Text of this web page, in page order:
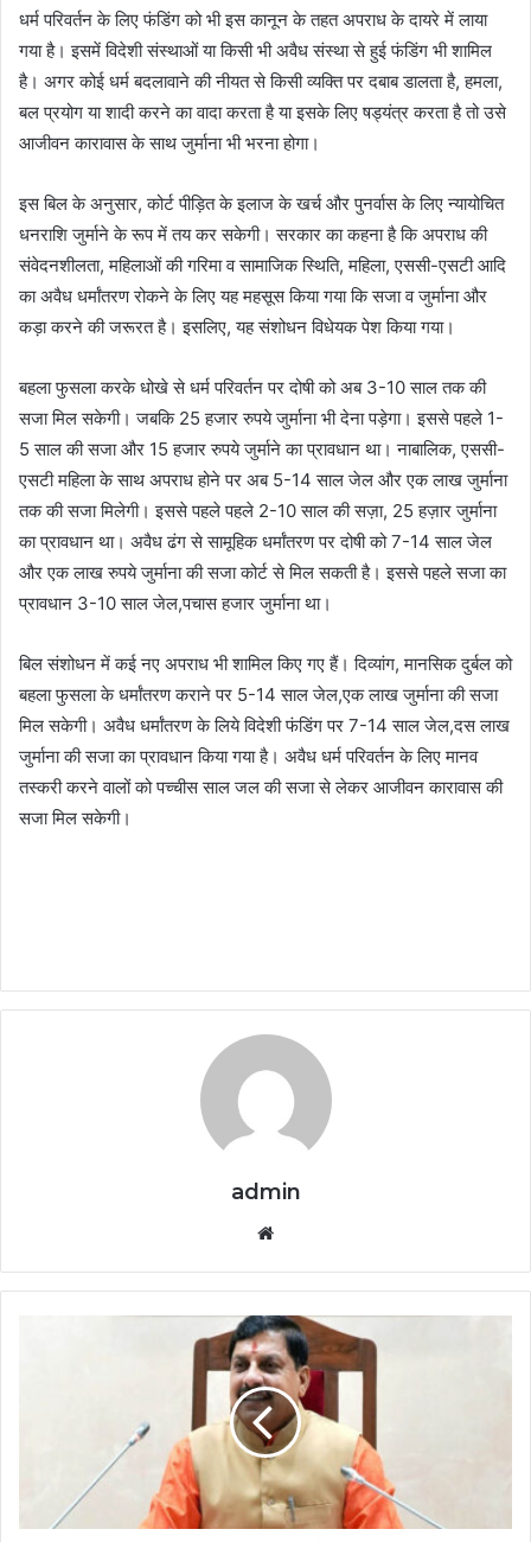
धर्म परिवर्तन के लिए फंडिंग को भी इस कानून के तहत अपराध के दायरे में लाया
गया है। इसमें विदेशी संस्थाओं या किसी भी अवैध संस्था से हुई फंडिंग भी शामिल
है। अगर कोई धर्म बदलावाने की नीयत से किसी व्यक्ति पर दबाब डालता है, हमला,
बल प्रयोग या शादी करने का वादा करता है या इसके लिए षड्यंत्र करता है तो उसे
आजीवन कारावास के साथ जुर्माना भी भरना होगा।
इस बिल के अनुसार, कोर्ट पीड़ित के इलाज के खर्च और पुनर्वास के लिए न्यायोचित
धनराशि जुर्माने के रूप में तय कर सकेगी। सरकार का कहना है कि अपराध की
संवेदनशीलता, महिलाओं की गरिमा व सामाजिक स्थिति, महिला, एससी-एसटी आदि
का अवैध धर्मांतरण रोकने के लिए यह महसूस किया गया कि सजा व जुर्माना और
कड़ा करने की जरूरत है। इसलिए, यह संशोधन विधेयक पेश किया गया।
बहला फुसला करके धोखे से धर्म परिवर्तन पर दोषी को अब 3-10 साल तक की
सजा मिल सकेगी। जबकि 25 हजार रुपये जुर्माना भी देना पड़ेगा। इससे पहले 1-
5 साल की सजा और 15 हजार रुपये जुर्माने का प्रावधान था। नाबालिक, एससी-
एसटी महिला के साथ अपराध होने पर अब 5-14 साल जेल और एक लाख जुर्माना
तक की सजा मिलेगी। इससे पहले पहले 2-10 साल की सज़ा, 25 हज़ार जुर्माना
का प्रावधान था। अवैध ढंग से सामूहिक धर्मांतरण पर दोषी को 7-14 साल जेल
और एक लाख रुपये जुर्माना की सजा कोर्ट से मिल सकती है। इससे पहले सजा का
प्रावधान 3-10 साल जेल,पचास हजार जुर्माना था।
बिल संशोधन में कई नए अपराध भी शामिल किए गए हैं। दिव्यांग, मानसिक दुर्बल को
बहला फुसला के धर्मांतरण कराने पर 5-14 साल जेल,एक लाख जुर्माना की सजा
मिल सकेगी। अवैध धर्मांतरण के लिये विदेशी फंडिंग पर 7-14 साल जेल,दस लाख
जुर्माना की सजा का प्रावधान किया गया है। अवैध धर्म परिवर्तन के लिए मानव
तस्करी करने वालों को पच्चीस साल जल की सजा से लेकर आजीवन कारावास की
सजा मिल सकेगी।
admin